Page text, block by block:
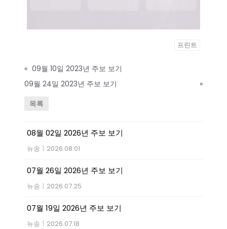
프린트
« 09월 10일 2023년 주보 보기
09월 24일 2023년 주보 보기
»
목록
08월 02일 2026년 주보 보기
뉴송 | 2026.08.01
07월 26일 2026년 주보 보기
뉴송 | 2026.07.25
07월 19일 2026년 주보 보기
뉴송 | 2026.07.18